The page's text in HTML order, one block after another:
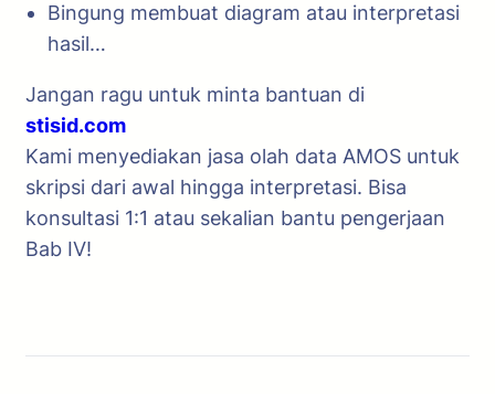
Bingung membuat diagram atau interpretasi
hasil…
Jangan ragu untuk minta bantuan di
stisid.com
Kami menyediakan jasa olah data AMOS untuk
skripsi dari awal hingga interpretasi. Bisa
konsultasi 1:1 atau sekalian bantu pengerjaan
Bab IV!